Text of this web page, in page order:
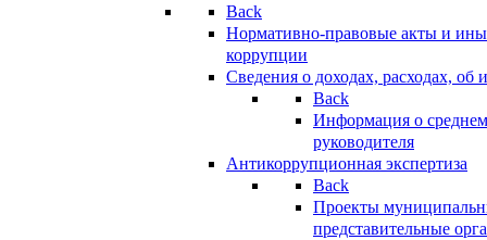
Back
Нормативно-правовые акты и
коррупции
Сведения о доходах, расходах, об
Back
Информация о
руководителя
Антикоррупционная экспертиза
Back
Проекты
представительные